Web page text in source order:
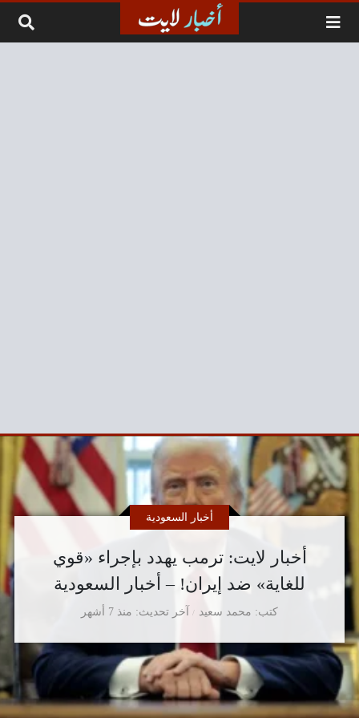
أخبار لايت: ترمب يهدد بإجراء «قوي
للغاية» ضد إيران! – أخبار السعودية
كتب محمد سعيد
أخبار السعودية
آخر تحديث منذ 7 أشهر